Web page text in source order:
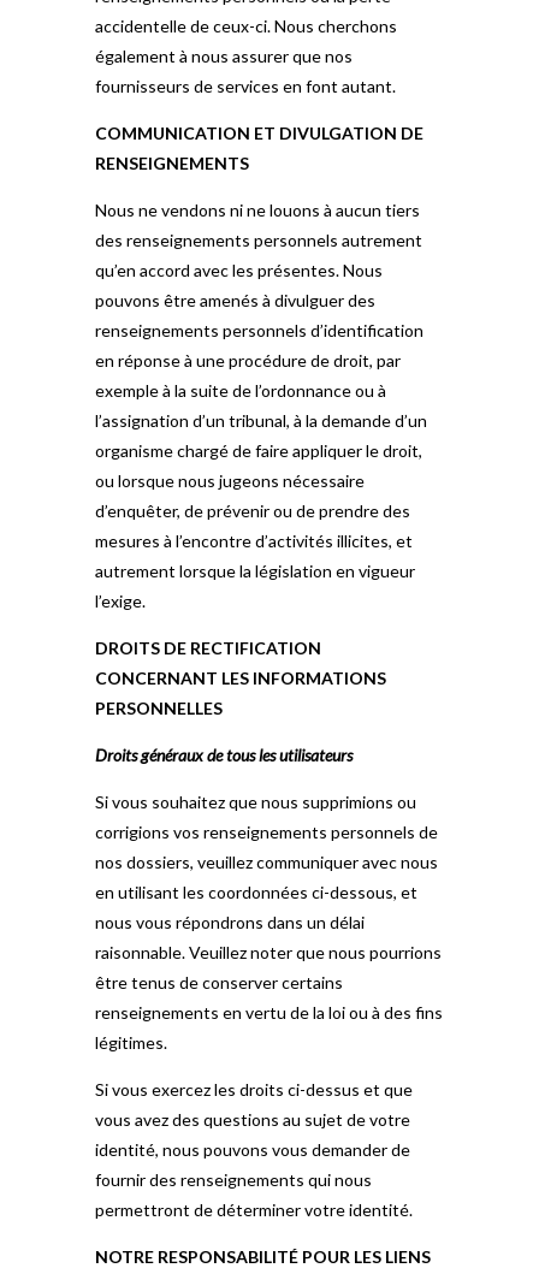
accidentelle de ceux-ci. Nous cherchons
également à nous assurer que nos
fournisseurs de services en font autant.
COMMUNICATION ET DIVULGATION DE
RENSEIGNEMENTS
Nous ne vendons ni ne louons à aucun tiers
des renseignements personnels autrement
qu’en accord avec les présentes. Nous
pouvons être amenés à divulguer des
renseignements personnels d’identification
en réponse à une procédure de droit, par
exemple à la suite de l’ordonnance ou à
l’assignation d’un tribunal, à la demande d’un
organisme chargé de faire appliquer le droit,
ou lorsque nous jugeons nécessaire
d’enquêter, de prévenir ou de prendre des
mesures à l’encontre d’activités illicites, et
autrement lorsque la législation en vigueur
l’exige.
DROITS DE RECTIFICATION
CONCERNANT LES INFORMATIONS
PERSONNELLES
Droits généraux de tous les utilisateurs
Si vous souhaitez que nous supprimions ou
corrigions vos renseignements personnels de
nos dossiers, veuillez communiquer avec nous
en utilisant les coordonnées ci-dessous, et
nous vous répondrons dans un délai
raisonnable. Veuillez noter que nous pourrions
être tenus de conserver certains
renseignements en vertu de la loi ou à des fins
légitimes.
Si vous exercez les droits ci-dessus et que
vous avez des questions au sujet de votre
identité, nous pouvons vous demander de
fournir des renseignements qui nous
permettront de déterminer votre identité.
NOTRE RESPONSABILITÉ POUR LES LIENS